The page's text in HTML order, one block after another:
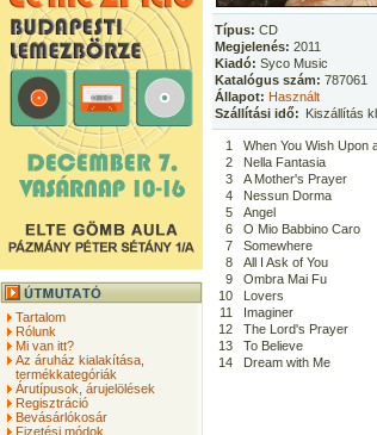
Tartalom
Rólunk
Mi van itt?
Az áruház kialakítása,
termékkategóriák
Árutípusok, árujelölések
Regisztráció
Bevásárlókosár
Fizetési módok
Típus: CD
Megjelenés: 2011
Kiadó: Syco Music
Katalógus szám: 787061
Állapot: Használt
Szállítási idő: Kiszállítás
1
When You Wish Upon
2
Nella Fantasia
3
A Mother's Prayer
4
Nessun Dorma
5
Angel
6
O Mio Babbino Caro
7
Somewhere
8
All I Ask of You
9
Ombra Mai Fu
10
Lovers
11
Imaginer
12
The Lord's Prayer
13
To Believe
14
Dream with Me